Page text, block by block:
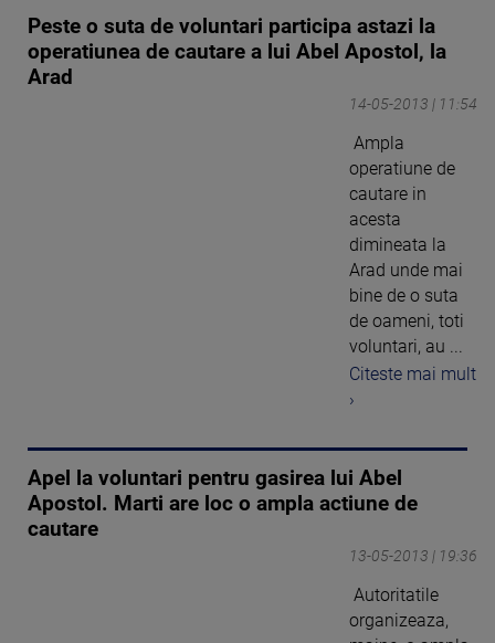
Peste o suta de voluntari participa astazi la
operatiunea de cautare a lui Abel Apostol, la
Arad
14-05-2013 | 11:54
Ampla
operatiune de
cautare in
acesta
dimineata la
Arad unde mai
bine de o suta
de oameni, toti
voluntari, au ...
Citeste mai mult
›
Apel la voluntari pentru gasirea lui Abel
Apostol. Marti are loc o ampla actiune de
cautare
13-05-2013 | 19:36
Autoritatile
organizeaza,